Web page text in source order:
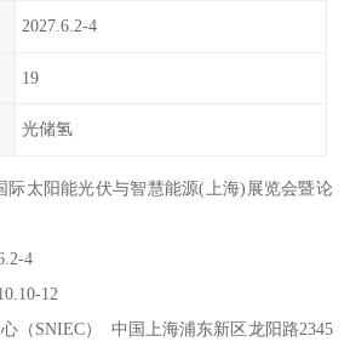
2027.6.2-4
19
光储氢
际太阳能光伏与智慧能源(上海)展览会暨论
4
12
（SNIEC） 中国上海浦东新区龙阳路2345